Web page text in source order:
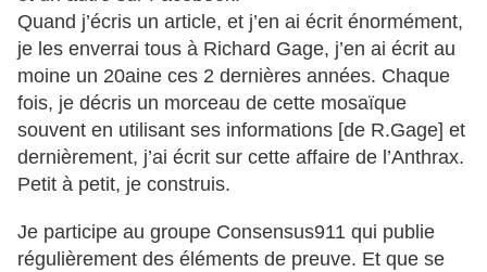
Quand j’écris un article, et j’en ai écrit énormément,
je les enverrai tous à Richard Gage, j’en ai écrit au
moine un 20aine ces 2 dernières années. Chaque
fois, je décris un morceau de cette mosaïque
souvent en utilisant ses informations [de R.Gage] et
dernièrement, j’ai écrit sur cette affaire de l’Anthrax.
Petit à petit, je construis.
Je participe au groupe Consensus911 qui publie
régulièrement des éléments de preuve. Et que se